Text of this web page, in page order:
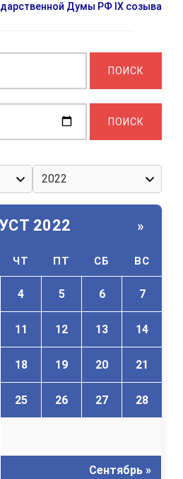
Думы РФ IX созыва
2022 »
ЧТ ПТ СБ ВС
4 5 6 7
11 12 13 14
18 19 20 21
25 26 27 28
Сентябрь »